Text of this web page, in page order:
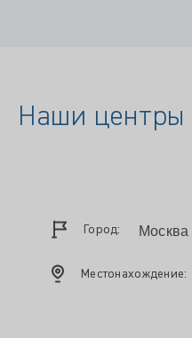
Наши центры
Город:
Местонахождение: